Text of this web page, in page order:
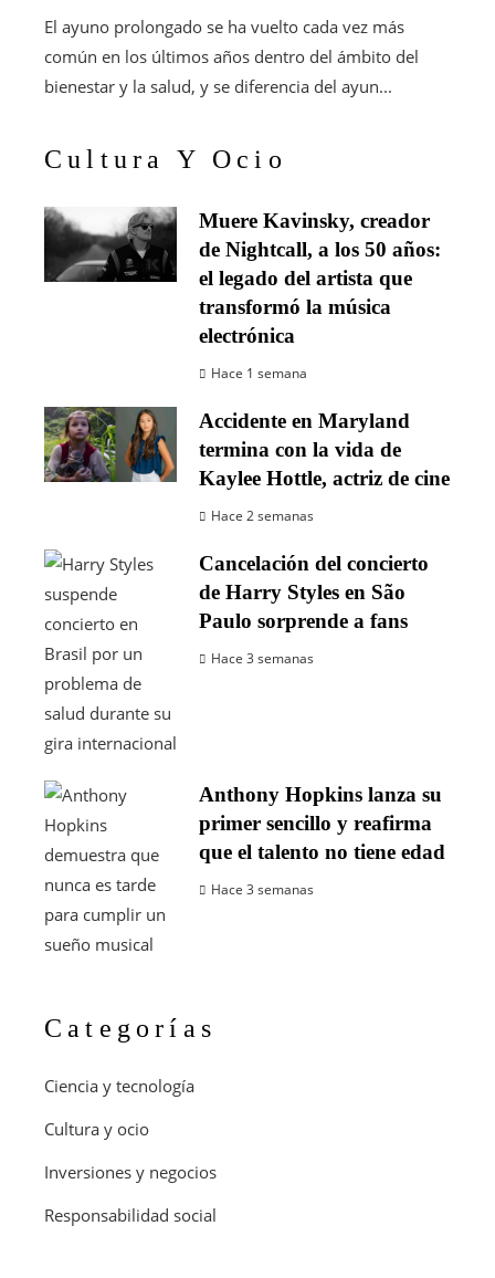
El ayuno prolongado se ha vuelto cada vez más
común en los últimos años dentro del ámbito del
bienestar y la salud, y se diferencia del ayun...
Cultura Y Ocio
Muere Kavinsky, creador
de Nightcall, a los 50 años:
el legado del artista que
transformó la música
electrónica
Hace 1 semana
Accidente en Maryland
termina con la vida de
Kaylee Hottle, actriz de cine
Hace 2 semanas
Cancelación del concierto
de Harry Styles en São
Paulo sorprende a fans
Hace 3 semanas
Anthony Hopkins lanza su
primer sencillo y reafirma
que el talento no tiene edad
Hace 3 semanas
Categorías
Ciencia y tecnología
Cultura y ocio
Inversiones y negocios
Responsabilidad social